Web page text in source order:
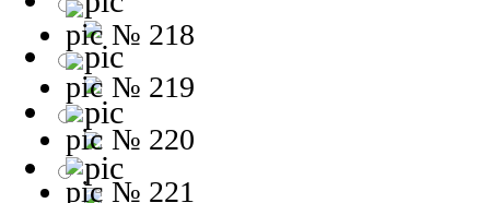
№ 218
№ 219
№ 220
№ 221